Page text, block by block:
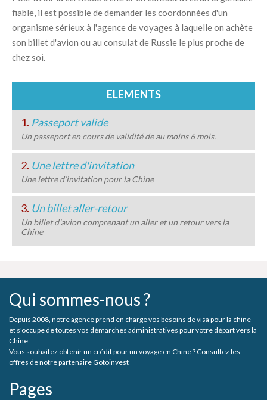
fiable, il est possible de demander les coordonnées d'un
organisme sérieux à l'agence de voyages à laquelle on achète
son billet d'avion ou au consulat de Russie le plus proche de
chez soi.
ELEMENTS
1. Passeport valide
Un passeport en cours de validité de au moins 6 mois.
2. Une lettre d'invitation
Une lettre d’invitation pour la Chine
3. Un billet aller-retour
Un billet d’avion comprenant un aller et un retour vers la
Chine
Qui sommes-nous ?
Depuis 2008, notre agence prend en charge vos besoins de visa pour la chine
et s'occupe de toutes vos démarches administratives pour votre départ vers la
Chine.
Vous souhaitez obtenir un crédit pour un voyage en Chine ? Consultez les
offres de notre partenaire Gotoinvest
Pages